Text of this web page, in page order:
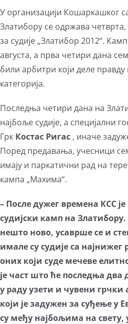
У организацији Кошаркашког
Златибору се одржава
за судије „Златибор 2012“.
августа, а прва четири дана
били арбитри који деле
категорија.
Последња четири дана на
најбоље судије, а специјални
Грк Костас Ригас , иначе
Поред предавања, учесници
имају и паркатични рад на
кампа „Маxима“.
– После дужег времена КСС
судијски камп на
нешто ново, усаврше се и
имале су судије са
оних који суде мечеве
је част што ће последња
у раду узети и чувени грчки
који је задужен за суђење у
су међу најбољима на